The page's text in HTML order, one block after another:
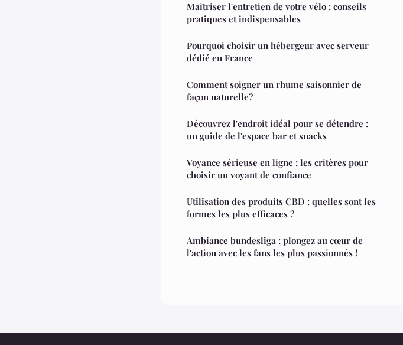
Maîtriser l'entretien de votre vélo : conseils
pratiques et indispensables
Pourquoi choisir un hébergeur avec serveur
dédié en France
Comment soigner un rhume saisonnier de
façon naturelle?
Découvrez l'endroit idéal pour se détendre :
un guide de l'espace bar et snacks
Voyance sérieuse en ligne : les critères pour
choisir un voyant de confiance
Utilisation des produits CBD : quelles sont les
formes les plus efficaces ?
Ambiance bundesliga : plongez au cœur de
l'action avec les fans les plus passionnés !